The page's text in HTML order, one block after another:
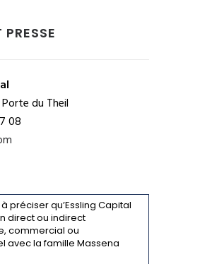
du Theil
08
préciser qu’Essling Capital
direct ou indirect
commercial ou
avec la famille Massena